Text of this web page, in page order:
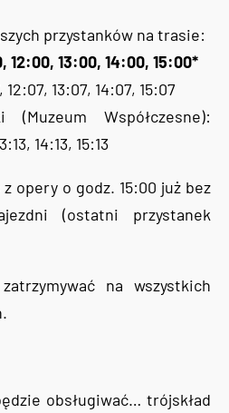
przystanków na trasie:
12:00, 13:00, 14:00, 15:00*
12:07, 13:07, 14:07, 15:07
(Muzeum Współczesne):
14:13, 15:13
opery o godz. 15:00 już bez
(ostatni przystanek
na wszystkich
obsługiwać… trójskład